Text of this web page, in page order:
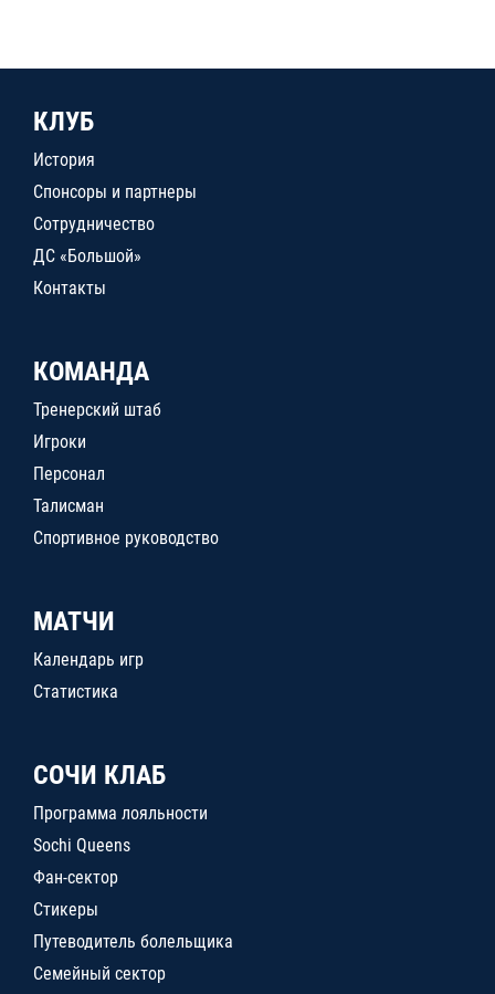
КЛУБ
История
Спонсоры и партнеры
Сотрудничество
ДС «Большой»
Контакты
КОМАНДА
Тренерский штаб
Игроки
Персонал
Талисман
Спортивное руководство
МАТЧИ
Календарь игр
Статистика
СОЧИ КЛАБ
Программа лояльности
Sochi Queens
Фан-сектор
Стикеры
Путеводитель болельщика
Семейный сектор